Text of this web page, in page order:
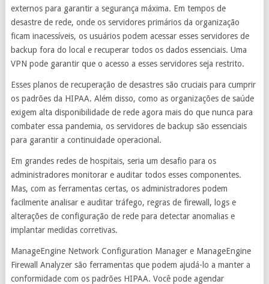
externos para garantir a segurança máxima. Em tempos de
desastre de rede, onde os servidores primários da organização
ficam inacessíveis, os usuários podem acessar esses servidores de
backup fora do local e recuperar todos os dados essenciais. Uma
VPN pode garantir que o acesso a esses servidores seja restrito.
Esses planos de recuperação de desastres são cruciais para cumprir
os padrões da HIPAA. Além disso, como as organizações de saúde
exigem alta disponibilidade de rede agora mais do que nunca para
combater essa pandemia, os servidores de backup são essenciais
para garantir a continuidade operacional.
Em grandes redes de hospitais, seria um desafio para os
administradores monitorar e auditar todos esses componentes.
Mas, com as ferramentas certas, os administradores podem
facilmente analisar e auditar tráfego, regras de firewall, logs e
alterações de configuração de rede para detectar anomalias e
implantar medidas corretivas.
ManageEngine Network Configuration Manager e ManageEngine
Firewall Analyzer são ferramentas que podem ajudá-lo a manter a
conformidade com os padrões HIPAA. Você pode agendar